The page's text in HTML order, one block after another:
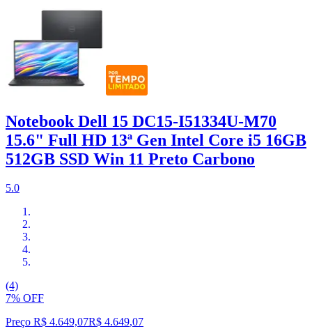
Notebook Dell 15 DC15-I51334U-M70
15.6" Full HD 13ª Gen Intel Core i5 16GB
512GB SSD Win 11 Preto Carbono
5.0
(4)
7% OFF
Preço R$ 4.649,07R$ 4.649,07